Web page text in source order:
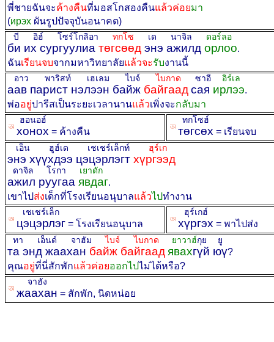
พี่ชายฉันจะค้างคืนที่มอสโกสองคืนแล้วค่อยมา
(ирэх ผันรูปปัจจุบันอนาคต)
би их сургуулиа төгсөөд энэ ажилд орлоо
บี อิฮ์ โซร์โกลิอา ทกโซ เด นาจิล ดอร์ลอ
.
ฉันเรียนจบจากมหาวิทยาลัยแล้วจะรับงานนี้
аав парист нэлээн байж байгаад
อาว พาริสท์ เฮเลม ไบจ์ไบกาด
сая ирлээ
ซาอี อิร์เล
.
พ่ออยู่ปารีสเป็นระยะเวลานานแล้วเพิ่งจะกลับมา
ꡐ хонох
ฮอนอฮ์
= ค้างคืน ꡐ төгсөх
ทกโซฮ์
= เรียนจบ
энэ хүүхдээ цэцэрлэгт хүргээд
เอ็น ฮูฮ์เด เชเชร์เล็กท์ ฮุร์เก
ажил руугаа явдаг
ดาจิล โรกา เยาดัก
.
เขาไปส่งเด็กที่โรงเรียนอนุบาลแล้วไปทำงาน
ꡐ цэцэрлэг
เชเชร์เล็ก
= โรงเรียนอนุบาล ꡐ хүргэх
ฮุร์เกฮ์
= พาไปส่ง
та энд жаахан байж байгаад
ทา เอ็นด์ จาฮัมไบจ์ ไบกาด
явахгүй юү
ยาวาฮ์กุย ยู
?
คุณอยู่ที่นี่สักพักแล้วค่อยออกไปไม่ได้หรือ?
ꡐ жаахан
จาฮัง
= สักพัก, นิดหน่อย